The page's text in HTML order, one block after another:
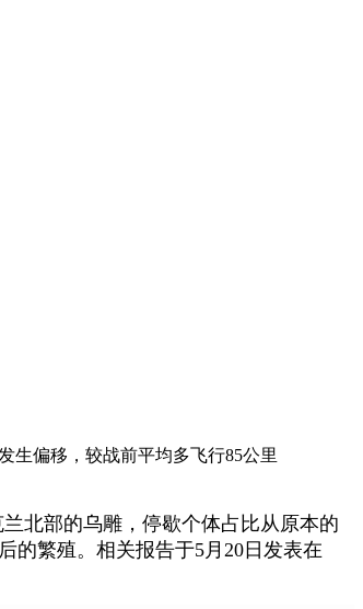
生偏移，较战前平均多飞行85公里
北部的乌雕，停歇个体占比从原本的
的繁殖。相关报告于5月20日发表在